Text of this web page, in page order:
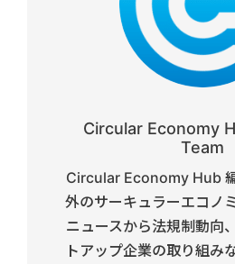
Circular Economy
Team
Circular Economy Hub
外のサーキュラーエコノ
ニュースから法規制動向
トアップ企業の取り組み